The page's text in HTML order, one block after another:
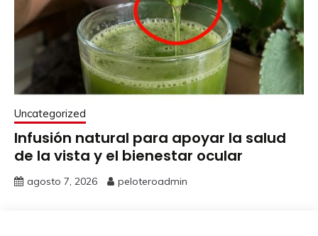
Uncategorized
Infusión natural para apoyar la salud
de la vista y el bienestar ocular
agosto 7, 2026 peloteroadmin